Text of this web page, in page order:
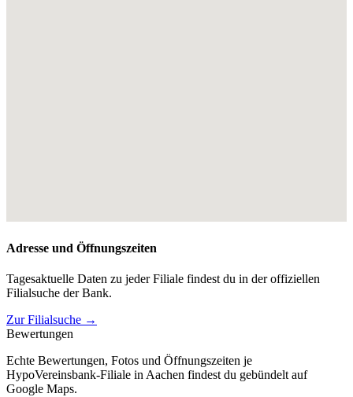
Adresse und Öffnungszeiten
Tagesaktuelle Daten zu jeder Filiale findest du in der offiziellen
Filialsuche der Bank.
Zur Filialsuche →
Bewertungen
Echte Bewertungen, Fotos und Öffnungszeiten je
HypoVereinsbank-Filiale in Aachen findest du gebündelt auf
Google Maps.